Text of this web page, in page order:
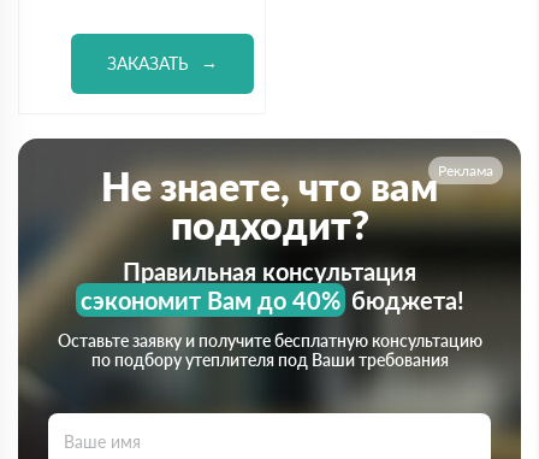
ЗАКАЗАТЬ
Реклама
Не знаете, что вам
подходит?
Правильная консультация
сэкономит Вам до 40%бюджета!
Оставьте заявку и получите бесплатную консультацию
по подбору утеплителя под Ваши требования